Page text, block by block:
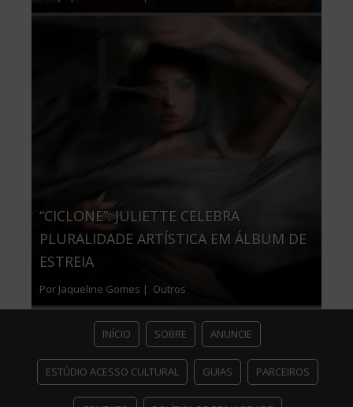
“CICLONE”: JULIETTE CELEBRA
PLURALIDADE ARTÍSTICA EM ÁLBUM DE
ESTREIA
Por Jaqueline Gomes | Outros
INÍCIO SOBRE ANUNCIE
ESTÚDIO ACESSO CULTURAL GUIAS PARCEIROS